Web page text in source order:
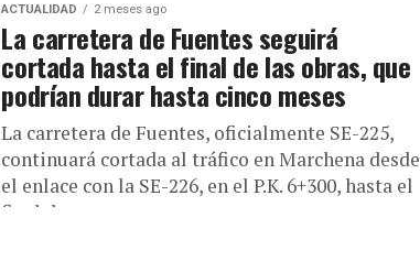
ACTUALIDAD 2 meses ago
La carretera de Fuentes seguirá
cortada hasta el final de las obras, que
podrían durar hasta cinco meses
La carretera de Fuentes, oficialmente SE-225,
continuará cortada al tráfico en Marchena desde
el enlace con la SE-226, en el P.K. 6+300, hasta el
final de...